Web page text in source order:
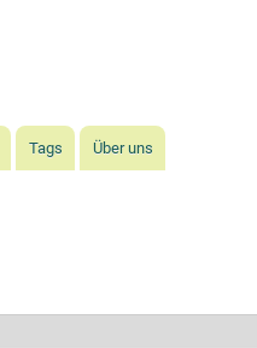
Tags Über uns